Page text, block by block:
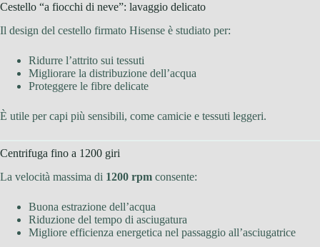
Cestello “a fiocchi di neve”: lavaggio delicato
Il design del cestello firmato Hisense è studiato per:
Ridurre l’attrito sui tessuti
Migliorare la distribuzione dell’acqua
Proteggere le fibre delicate
È utile per capi più sensibili, come camicie e tessuti leggeri.
Centrifuga fino a 1200 giri
La velocità massima di 1200 rpm consente:
Buona estrazione dell’acqua
Riduzione del tempo di asciugatura
Migliore efficienza energetica nel passaggio all’asciugatrice